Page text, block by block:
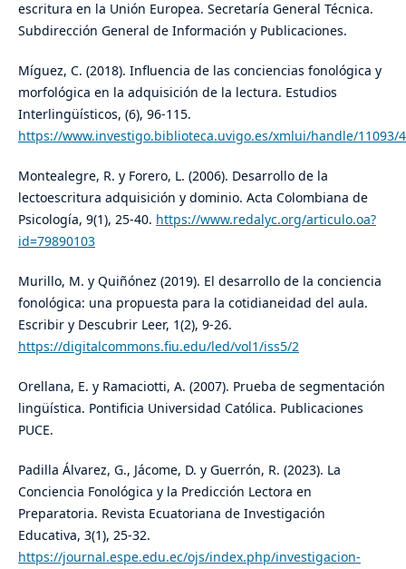
escritura en la Unión Europea. Secretaría General Técnica.
Subdirección General de Información y Publicaciones.
Míguez, C. (2018). Influencia de las conciencias fonológica y
morfológica en la adquisición de la lectura. Estudios
Interlingüísticos, (6), 96‐115.
https://www.investigo.biblioteca.uvigo.es/xmlui/handle/11093/
Montealegre, R. y Forero, L. (2006). Desarrollo de la
lectoescritura adquisición y dominio. Acta Colombiana de
Psicología, 9(1), 25-40. https://www.redalyc.org/articulo.oa?
id=79890103
Murillo, M. y Quiñónez (2019). El desarrollo de la conciencia
fonológica: una propuesta para la cotidianeidad del aula.
Escribir y Descubrir Leer, 1(2), 9-26.
https://digitalcommons.fiu.edu/led/vol1/iss5/2
Orellana, E. y Ramaciotti, A. (2007). Prueba de segmentación
lingüística. Pontificia Universidad Católica. Publicaciones
PUCE.
Padilla Álvarez, G., Jácome, D. y Guerrón, R. (2023). La
Conciencia Fonológica y la Predicción Lectora en
Preparatoria. Revista Ecuatoriana de Investigación
Educativa, 3(1), 25-32.
https://journal.espe.edu.ec/ojs/index.php/investigacion-